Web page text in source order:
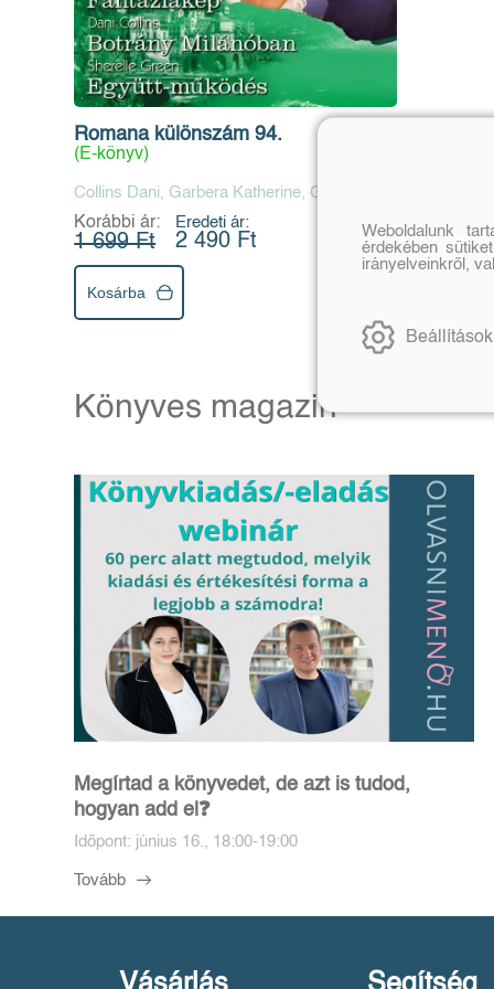
Romana különszám 94.
(E-könyv)
Collins Dani, Garbera Katherine, Green
Sherelle, Marsh Anne
Korábbi ár:
1 699 Ft
Eredeti ár:
2 490 Ft
Kosárba
Könyves magazin
Megírtad a könyvedet, de azt is tudod,
hogyan add el❓️
Időpont: június 16., 18:00-19:00
Tovább
Weboldalunk
érdekében
irányelveinkről,
Beállítások